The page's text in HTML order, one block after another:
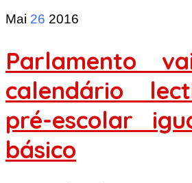
Mai 26 2016
Parlamento
calendário
pré-escolar
básico